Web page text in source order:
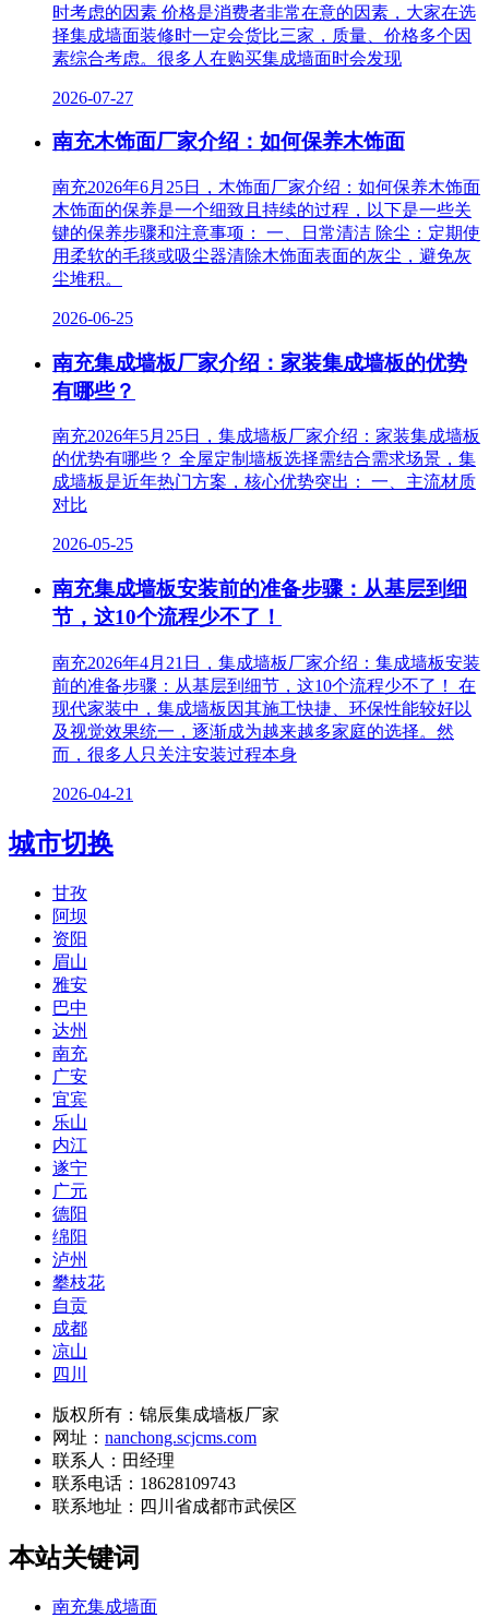
时考虑的因素 价格是消费者非常在意的因素，大家在选
择集成墙面装修时一定会货比三家，质量、价格多个因
素综合考虑。很多人在购买集成墙面时会发现
2026-07-27
南充木饰面厂家介绍：如何保养木饰面
南充2026年6月25日，木饰面厂家介绍：如何保养木饰面
木饰面的保养是一个细致且持续的过程，以下是一些关
键的保养步骤和注意事项： 一、日常清洁 除尘：定期使
用柔软的毛毯或吸尘器清除木饰面表面的灰尘，避免灰
尘堆积。
2026-06-25
南充集成墙板厂家介绍：家装集成墙板的优势
有哪些？
南充2026年5月25日，集成墙板厂家介绍：家装集成墙板
的优势有哪些？ 全屋定制墙板选择需结合需求场景，集
成墙板是近年热门方案，核心优势突出： 一、主流材质
对比
2026-05-25
南充集成墙板安装前的准备步骤：从基层到细
节，这10个流程少不了！
南充2026年4月21日，集成墙板厂家介绍：集成墙板安装
前的准备步骤：从基层到细节，这10个流程少不了！ 在
现代家装中，集成墙板因其施工快捷、环保性能较好以
及视觉效果统一，逐渐成为越来越多家庭的选择。然
而，很多人只关注安装过程本身
2026-04-21
城市切换
甘孜
阿坝
资阳
眉山
雅安
巴中
达州
南充
广安
宜宾
乐山
内江
遂宁
广元
德阳
绵阳
泸州
攀枝花
自贡
成都
凉山
四川
版权所有：锦辰集成墙板厂家
网址： nanchong.scjcms.com
联系人：田经理
联系电话：18628109743
联系地址： 四川省成都市武侯区
本站关键词
南充集成墙面